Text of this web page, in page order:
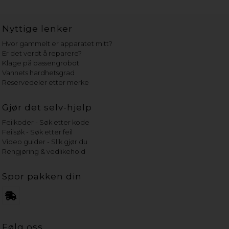
Nyttige lenker
Hvor gammelt er apparatet mitt?
Er det verdt å reparere?
Klage på bassengrobot
Vannets hardhetsgrad
Reservedeler etter merke
Gjør det selv-hjelp
Feilkoder - Søk etter kode
Feilsøk - Søk etter feil
Video guider - Slik gjør du
Rengjøring & vedlikehold
Spor pakken din